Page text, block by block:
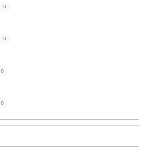
0
0
0
0